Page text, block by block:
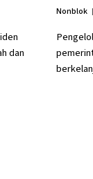
dan
Nonblok